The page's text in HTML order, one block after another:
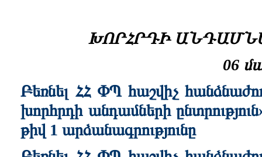
ԽՈՐՀՐԴԻ
06
Բեռնել ՀՀ ՓՊ հաշվիչ
խորհրդի անդամների
թիվ 1 արձանագրությունը